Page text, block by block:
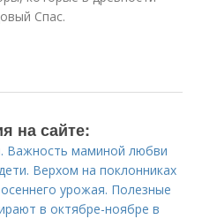
Спас.
на сайте:
Важность маминой любви
Верхом на поклонниках
урожая. Полезные
в октябре-ноябре в